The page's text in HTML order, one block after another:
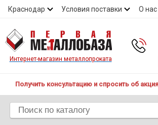
Краснодар Условия поставки О нас
Контакты
Контакты
Интернет-магазин металлопроката
Получить консультацию и спросить об